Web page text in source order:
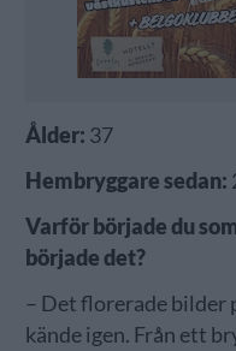
Ålder: 37
Hembryggare sedan:
Varför började du
började det?
– Det florerade bilder
kände igen. Från ett